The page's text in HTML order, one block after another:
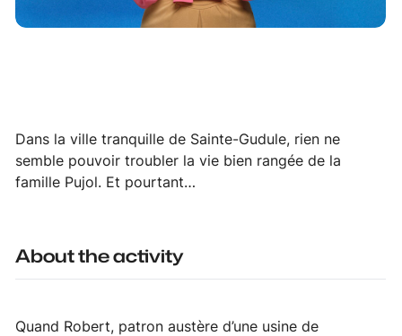
Dans la ville tranquille de Sainte-Gudule, rien ne
semble pouvoir troubler la vie bien rangée de la
famille Pujol. Et pourtant…
About the activity
Quand Robert, patron austère d’une usine de